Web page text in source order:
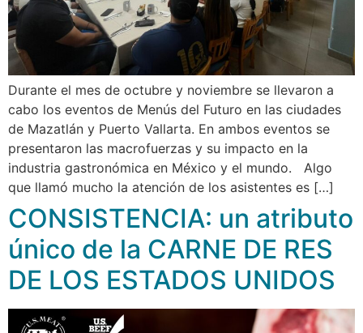
Durante el mes de octubre y noviembre se llevaron a
cabo los eventos de Menús del Futuro en las ciudades
de Mazatlán y Puerto Vallarta. En ambos eventos se
presentaron las macrofuerzas y su impacto en la
industria gastronómica en México y el mundo. Algo
que llamó mucho la atención de los asistentes es […]
CONSISTENCIA: un atributo
único de la CARNE DE RES
DE LOS ESTADOS UNIDOS